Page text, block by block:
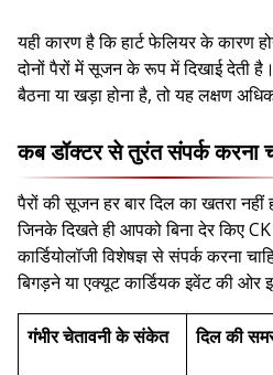
यही कारण है कि हार्ट फेलियर के कारण
दोनों पैरों में सूजन के रूप में दिखाई देती
बैठना या खड़ा होना है, तो यह लक्षण
कब डॉक्टर से तुरंत संपर्क करना
पैरों की सूजन हर बार दिल का खतरा
जिनके दिखते ही आपको बिना देर किए
कार्डियोलॉजी विशेषज्ञ से संपर्क करना
बिगड़ने या एक्यूट कार्डियक इवेंट की
गंभीर चेतावनी के संकेत दिल की